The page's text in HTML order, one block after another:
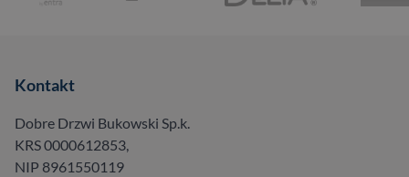
Kontakt
Dobre Drzwi Bukowski Sp.k.
KRS 0000612853,
NIP 8961550119